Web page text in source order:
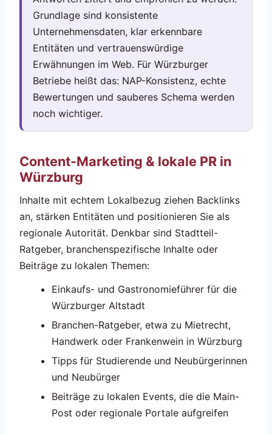
Grundlage sind konsistente
Unternehmensdaten, klar erkennbare
Entitäten und vertrauenswürdige
Erwähnungen im Web. Für Würzburger
Betriebe heißt das: NAP-Konsistenz, echte
Bewertungen und sauberes Schema werden
noch wichtiger.
Content-Marketing & lokale PR in
Würzburg
Inhalte mit echtem Lokalbezug ziehen Backlinks
an, stärken Entitäten und positionieren Sie als
regionale Autorität. Denkbar sind Stadtteil-
Ratgeber, branchenspezifische Inhalte oder
Beiträge zu lokalen Themen:
Einkaufs- und Gastronomieführer für die
Würzburger Altstadt
Branchen-Ratgeber, etwa zu Mietrecht,
Handwerk oder Frankenwein in Würzburg
Tipps für Studierende und Neubürgerinnen
und Neubürger
Beiträge zu lokalen Events, die die Main-
Post oder regionale Portale aufgreifen